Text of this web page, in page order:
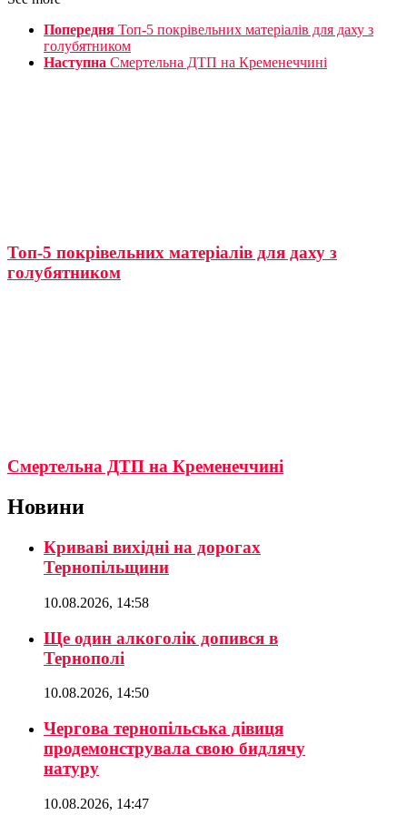
Попередня Топ-5 покрівельних матеріалів для даху з
голубятником
Наступна Смертельна ДТП на Кременеччині
Топ-5 покрівельних матеріалів для даху з
голубятником
Смертельна ДТП на Кременеччині
Новини
Криваві вихідні на дорогах
Тернопільщини
10.08.2026, 14:58
Ще один алкоголік допився в
Тернополі
10.08.2026, 14:50
Чергова тернопільська дівиця
продемонструвала свою бидлячу
натуру
10.08.2026, 14:47